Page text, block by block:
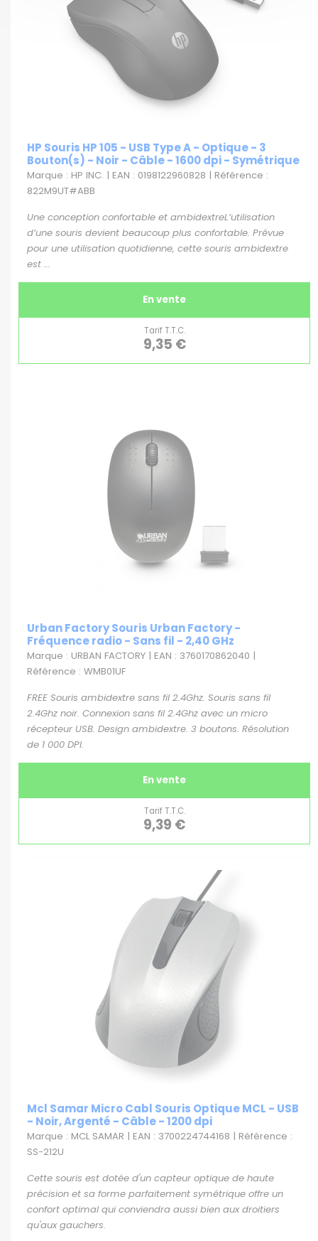
HP Souris HP 105 - USB Type A - Optique - 3
Bouton(s) - Noir - Câble - 1600 dpi - Symétrique
Marque : HP INC. | EAN : 0198122960828 | Référence :
822M9UT#ABB
Une conception confortable et ambidextreL’utilisation
d’une souris devient beaucoup plus confortable. Prévue
pour une utilisation quotidienne, cette souris ambidextre
est ...
En vente
Tarif T.T.C.
9,35 €
Urban Factory Souris Urban Factory -
Fréquence radio - Sans fil - 2,40 GHz
Marque : URBAN FACTORY | EAN : 3760170862040 |
Référence : WMB01UF
FREE Souris ambidextre sans fil 2.4Ghz. Souris sans fil
2.4Ghz noir. Connexion sans fil 2.4Ghz avec un micro
récepteur USB. Design ambidextre. 3 boutons. Résolution
de 1 000 DPI.
En vente
Tarif T.T.C.
9,39 €
Mcl Samar Micro Cabl Souris Optique MCL - USB
- Noir, Argenté - Câble - 1200 dpi
Marque : MCL SAMAR | EAN : 3700224744168 | Référence :
SS-212U
Cette souris est dotée d'un capteur optique de haute
précision et sa forme parfaitement symétrique offre un
confort optimal qui conviendra aussi bien aux droitiers
qu'aux gauchers.